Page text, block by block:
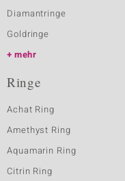
Diamantringe
Goldringe
mehr
Ringe
Achat Ring
Amethyst Ring
Aquamarin Ring
Citrin Ring